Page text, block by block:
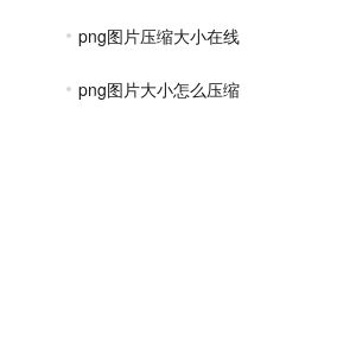
png图片压缩大小在线
png图片大小怎么压缩